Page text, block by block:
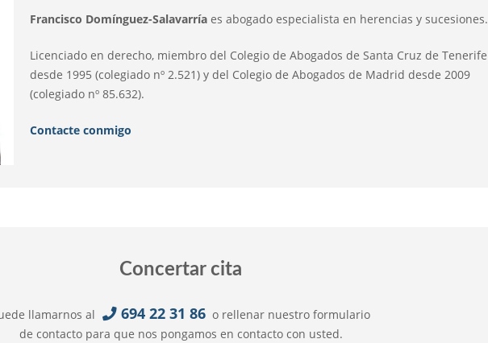
Francisco Domínguez-Salavarría es abogado especialista en herencias y sucesiones.
Licenciado en derecho, miembro del Colegio de Abogados de Santa Cruz de Tenerife
desde 1995 (colegiado nº 2.521) y del Colegio de Abogados de Madrid desde 2009
(colegiado nº 85.632).
Contacte conmigo
Concertar cita
llamarnos al 694 22 31 86 o rellenar nuestro formulario
de contacto para que nos pongamos en contacto con usted.